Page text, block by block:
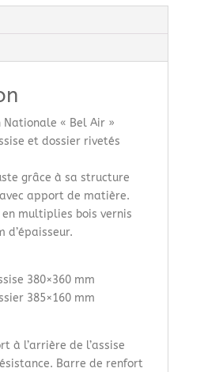
Nationale « Bel Air »
et dossier rivetés
grâce à sa structure
apport de matière.
multiplies bois vernis
d’épaisseur.
380×360 mm
385×160 mm
à l’arrière de l’assise
Barre de renfort